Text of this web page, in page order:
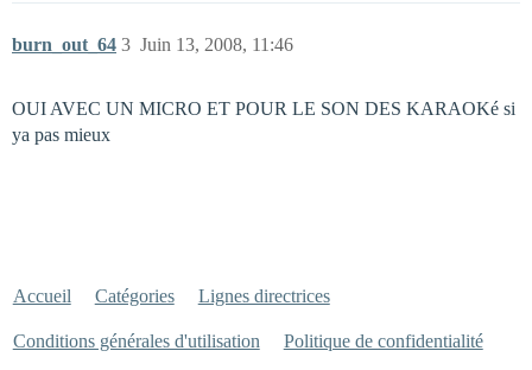
burn_out_64 Juin 13, 2008, 11:46
3
OUI AVEC UN MICRO ET POUR LE SON DES KARAOKé si
ya pas mieux
Accueil Catégories Lignes directrices
Conditions générales d'utilisation Politique de confidentialité